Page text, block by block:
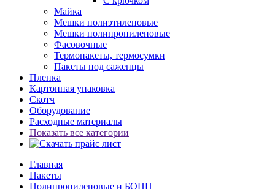
Майка
Мешки полиэтиленовые
Мешки полипропиленовые
Фасовочные
Термопакеты, термосумки
Пакеты под саженцы
Пленка
Картонная упаковка
Скотч
Оборудование
Расходные материалы
Показать все категории
Главная
Пакеты
Полипропиленовые и БОПП